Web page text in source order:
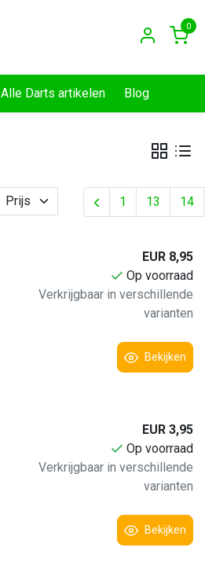
0
Alle Darts artikelen Blog
Prijs 1 13 14
EUR 8,95
Op voorraad
Verkrijgbaar in verschillende
varianten
Bekijken
EUR 3,95
Op voorraad
Verkrijgbaar in verschillende
varianten
Bekijken